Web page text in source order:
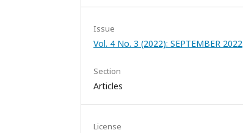
Issue
Vol. 4 No. 3 (2022): SEPTEMBER 2022
Section
Articles
License